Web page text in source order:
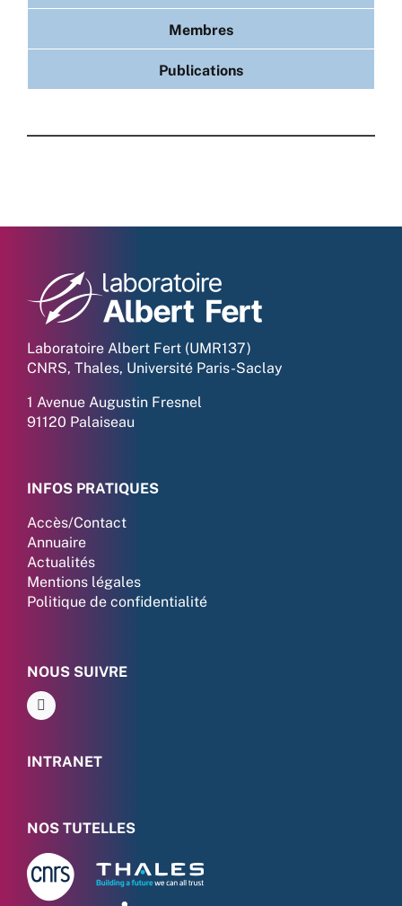
Membres
Publications
Laboratoire Albert Fert (UMR137)
CNRS, Thales, Université Paris-Saclay
1 Avenue Augustin Fresnel
91120 Palaiseau
INFOS PRATIQUES
Accès/Contact
Annuaire
Actualités
Mentions légales
Politique de confidentialité
NOUS SUIVRE
INTRANET
NOS TUTELLES